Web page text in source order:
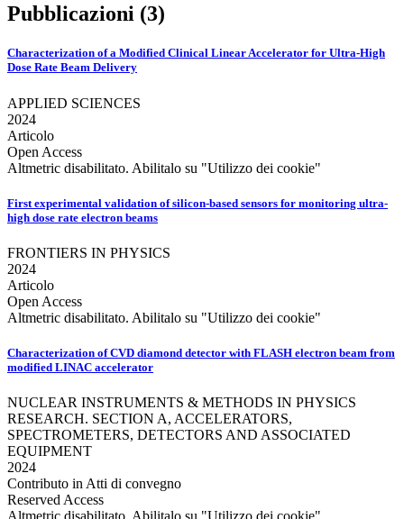
Pubblicazioni (3)
Characterization of a Modified Clinical Linear Accelerator for Ultra-High
Dose Rate Beam Delivery
APPLIED SCIENCES
2024
Articolo
Open Access
Altmetric disabilitato. Abilitalo su "Utilizzo dei cookie"
First experimental validation of silicon-based sensors for monitoring ultra-
high dose rate electron beams
FRONTIERS IN PHYSICS
2024
Articolo
Open Access
Altmetric disabilitato. Abilitalo su "Utilizzo dei cookie"
Characterization of CVD diamond detector with FLASH electron beam from
modified LINAC accelerator
NUCLEAR INSTRUMENTS & METHODS IN PHYSICS
RESEARCH. SECTION A, ACCELERATORS,
SPECTROMETERS, DETECTORS AND ASSOCIATED
EQUIPMENT
2024
Contributo in Atti di convegno
Reserved Access